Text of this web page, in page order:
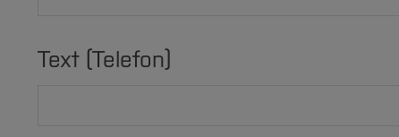
Text (Telefon)